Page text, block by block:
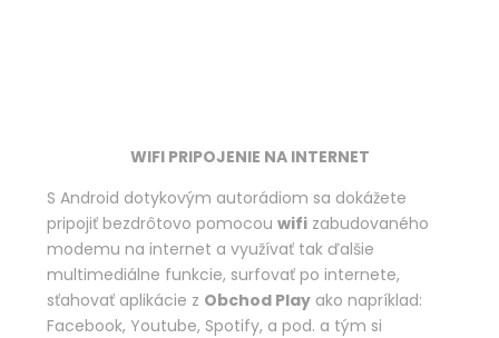
WIFI PRIPOJENIE NA INTERNET
S Android dotykovým autorádiom sa dokážete
pripojiť bezdrôtovo pomocou wifi zabudovaného
modemu na internet a využívať tak ďalšie
multimediálne funkcie, surfovať po internete,
sťahovať aplikácie z Obchod Play ako napríklad:
Facebook, Youtube, Spotify, a pod. a tým si